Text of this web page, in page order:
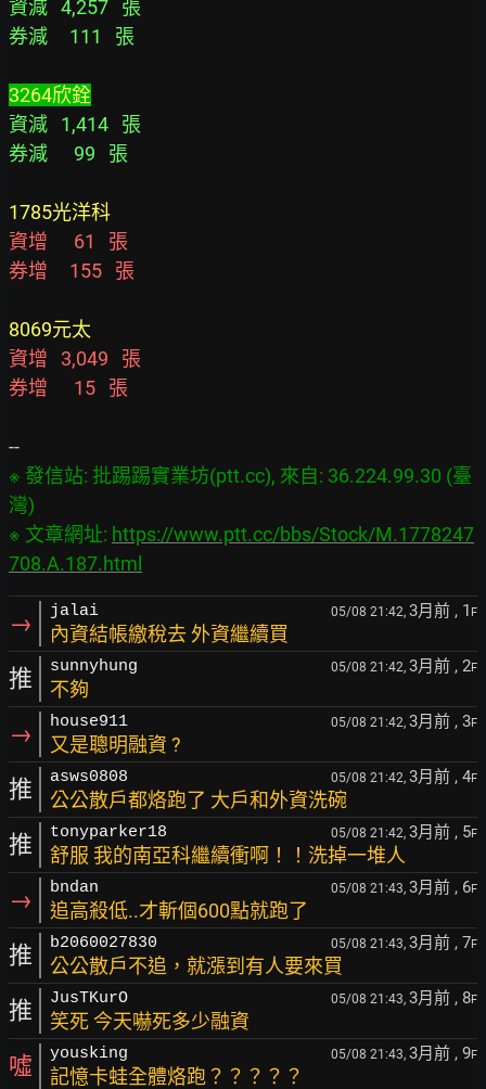
資減   4,257   張
券減     111   張
3264欣銓
資減   1,414   張
券減      99   張
1785光洋科
資增      61   張
券增     155   張
8069元太
資增   3,049   張
券增      15   張
※ 發信站: 批踢踢實業坊(ptt.cc), 來自: 36.224.99.30 (臺
灣)
※ 文章網址: https://www.ptt.cc/bbs/Stock/M.1778247
708.A.187.html
→ jalai 05/08 21:42, 3月前 , 1 F
內資結帳繳稅去 外資繼續買
推 sunnyhung 05/08 21:42, 3月前 , 2F
不夠
→ house911 05/08 21:42, 3月前 , 3F
又是聰明融資 ?
推 asws0808 05/08 21:42, 3月前 , 4F
公公散戶都烙跑了 大戶和外資洗碗
推 tonyparker18 05/08 21:42, 3月前 , 5F
舒服 我的南亞科繼續衝啊！！洗掉一堆人
→ bndan 05/08 21:43, 3月前 , 6F
追高殺低..才斬個600點就跑了
推 b2060027830 05/08 21:43, 3月前 , 7F
公公散戶不追，就漲到有人要來買
推 JusTKurO 05/08 21:43, 3月前 , 8F
笑死 今天嚇死多少融資
噓 yousking 05/08 21:43, 3月前 , 9F
記憶卡蛙全體烙跑？？？？？